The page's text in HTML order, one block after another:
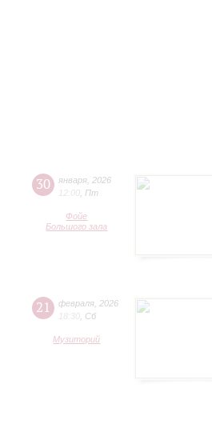
30 января 2026
Пт
Фойе
Большого зала
21 февраля 2026
18:30
Сб
Музиторий